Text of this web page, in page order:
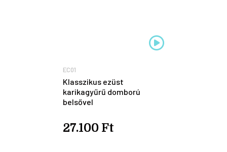
EC01
Klasszikus ezüst
karikagyűrű domború
belsővel
27.100 Ft